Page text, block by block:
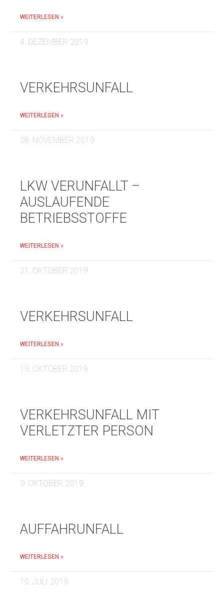
WEITERLESEN »
4. DEZEMBER 2019
VERKEHRSUNFALL
WEITERLESEN »
28. NOVEMBER 2019
LKW VERUNFALLT –
AUSLAUFENDE
BETRIEBSSTOFFE
WEITERLESEN »
21. OKTOBER 2019
VERKEHRSUNFALL
WEITERLESEN »
13. OKTOBER 2019
VERKEHRSUNFALL MIT
VERLETZTER PERSON
WEITERLESEN »
9. OKTOBER 2019
AUFFAHRUNFALL
WEITERLESEN »
10. JULI 2019